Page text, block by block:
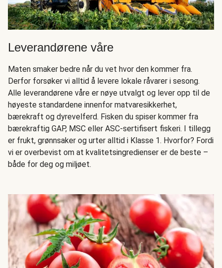
Leverandørene våre
Maten smaker bedre når du vet hvor den kommer fra.
Derfor forsøker vi alltid å levere lokale råvarer i sesong.
Alle leverandørene våre er nøye utvalgt og lever opp til de
høyeste standardene innenfor matvaresikkerhet,
bærekraft og dyrevelferd. Fisken du spiser kommer fra
bærekraftig GAP, MSC eller ASC-sertifisert fiskeri. I tillegg
er frukt, grønnsaker og urter alltid i Klasse 1. Hvorfor? Fordi
vi er overbevist om at kvalitetsingredienser er de beste –
både for deg og miljøet.